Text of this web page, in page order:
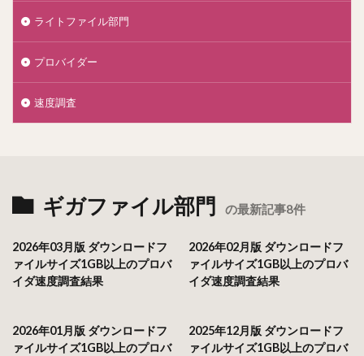
ライトファイル部門
プロバイダー
速度調査
ギガファイル部門 の最新記事8件
2026年03月版 ダウンロードフ
ァイルサイズ1GB以上のプロバ
イダ速度調査結果
2026年02月版 ダウンロードフ
ァイルサイズ1GB以上のプロバ
イダ速度調査結果
2026年01月版 ダウンロードフ
ァイルサイズ1GB以上のプロバ
2025年12月版 ダウンロードフ
ァイルサイズ1GB以上のプロバ